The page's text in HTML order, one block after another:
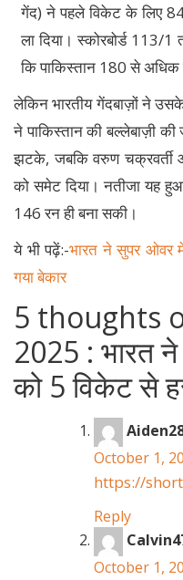
गेंद) ने पहले विकेट के लिए
ला दिया। स्कोरबोर्ड 113/
कि पाकिस्तान 180 से अधिक
लेकिन भारतीय गेंदबाज़ों ने
ने पाकिस्तान की बल्लेबाज़ी
झटके, जबकि वरुण चक्रवर्ती
को समेट दिया। नतीजा यह हुआ
146 रन ही बना सकी।
ये भी पढ़ें:-भारत ने सुपर ओवर
गया बेकार
5 thoughts
2025 : भारत ने
को 5 विकेट से
October 1,
https://
Reply
October 1,